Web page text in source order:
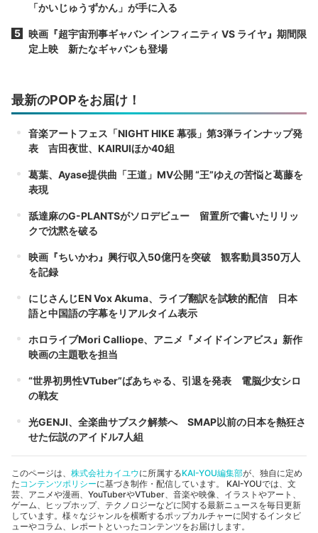
「かいじゅうずかん」が手に入る
映画『超宇宙刑事ギャバン インフィニティ VS ライヤ』期間限
定上映 新たなギャバンも登場
最新のPOPをお届け！
音楽アートフェス「NIGHT HIKE 幕張」第3弾ラインナップ発
表 吉田夜世、KAIRUIほか40組
葛葉、Ayase提供曲「王道」MV公開 “王”ゆえの苦悩と葛藤を
表現
舐達麻のG-PLANTSがソロデビュー 留置所で書いたリリッ
クで沈黙を破る
映画『ちいかわ』興行収入50億円を突破 観客動員350万人
を記録
にじさんじEN Vox Akuma、ライブ翻訳を試験的配信 日本
語と中国語の字幕をリアルタイム表示
ホロライブMori Calliope、アニメ『メイドインアビス』新作
映画の主題歌を担当
“世界初男性VTuber”ばあちゃる、引退を発表 電脳少女シロ
の戦友
光GENJI、全楽曲サブスク解禁へ SMAP以前の日本を熱狂さ
せた伝説のアイドル7人組
このページは、 株式会社カイユウに所属するKAI-YOU編集部が、独自に定め
たコンテンツポリシーに基づき制作・配信しています。 KAI-YOUでは、文
芸、アニメや漫画、YouTuberやVTuber、音楽や映像、イラストやアート、
ゲーム、ヒップホップ、テクノロジーなどに関する最新ニュースを毎日更新
しています。様々なジャンルを横断するポップカルチャーに関するインタビ
ューやコラム、レポートといったコンテンツをお届けします。